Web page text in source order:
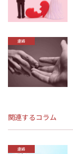
連絡
関連するコラム
連絡